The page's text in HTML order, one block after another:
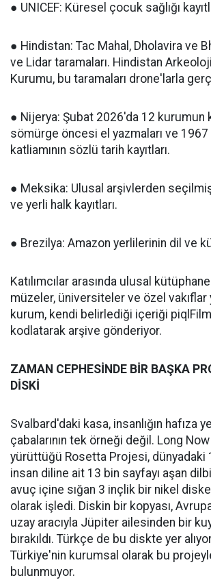
● UNICEF: Küresel çocuk sağlığı
● Hindistan: Tac Mahal, Dholavira ve
ve Lidar taramaları. Hindistan
Kurumu, bu taramaları drone'larla
● Nijerya: Şubat 2026'da 12 kurumun
sömürge öncesi el yazmaları ve 1967
katliamının sözlü tarih kayıtları.
● Meksika: Ulusal arşivlerden
ve yerli halk kayıtları.
● Brezilya: Amazon yerlilerinin dil ve
Katılımcılar arasında ulusal
müzeler, üniversiteler ve özel vakıflar
kurum, kendi belirlediği içeriği
kodlatarak arşive gönderiyor.
ZAMAN CEPHESİNDE BİR BAŞKA
DİSKİ
Svalbard'daki kasa, insanlığın hafıza
çabalarının tek örneği değil. Long Now
yürüttüğü Rosetta Projesi, dünyadaki
insan diline ait 13 bin sayfayı aşan
avuç içine sığan 3 inçlik bir nikel
olarak işledi. Diskin bir kopyası,
uzay aracıyla Jüpiter ailesinden bir
bırakıldı. Türkçe de bu diskte yer
Türkiye'nin kurumsal olarak bu
bulunmuyor.